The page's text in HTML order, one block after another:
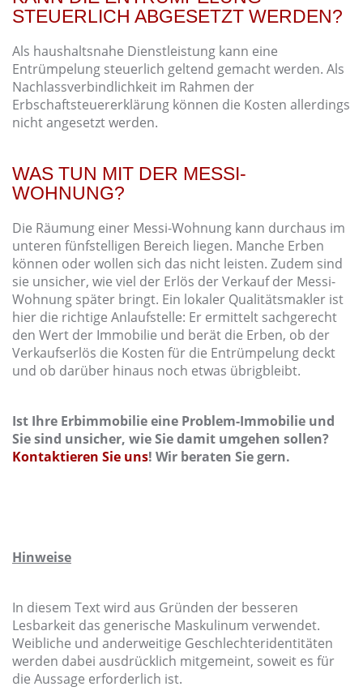
STEUERLICH ABGESETZT WERDEN?
Als haushaltsnahe Dienstleistung kann eine
Entrümpelung steuerlich geltend gemacht werden. Als
Nachlassverbindlichkeit im Rahmen der
Erbschaftsteuererklärung können die Kosten allerdings
nicht angesetzt werden.
WAS TUN MIT DER MESSI-
WOHNUNG?
Die Räumung einer Messi-Wohnung kann durchaus im
unteren fünfstelligen Bereich liegen. Manche Erben
können oder wollen sich das nicht leisten. Zudem sind
sie unsicher, wie viel der Erlös der Verkauf der Messi-
Wohnung später bringt. Ein lokaler Qualitätsmakler ist
hier die richtige Anlaufstelle: Er ermittelt sachgerecht
den Wert der Immobilie und berät die Erben, ob der
Verkaufserlös die Kosten für die Entrümpelung deckt
und ob darüber hinaus noch etwas übrigbleibt.
Ist Ihre Erbimmobilie eine Problem-Immobilie und
Sie sind unsicher, wie Sie damit umgehen sollen?
Kontaktieren Sie uns! Wir beraten Sie gern.
Hinweise
In diesem Text wird aus Gründen der besseren
Lesbarkeit das generische Maskulinum verwendet.
Weibliche und anderweitige Geschlechteridentitäten
werden dabei ausdrücklich mitgemeint, soweit es für
die Aussage erforderlich ist.